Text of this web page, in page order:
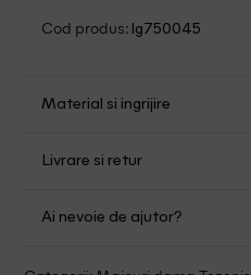
Cod produs: lg750045
Material si ingrijire
Nu folositi inalbitor
Se pot calca
Livrare si retur
mare de 149.00 lei.
Ai nevoie de ajutor?